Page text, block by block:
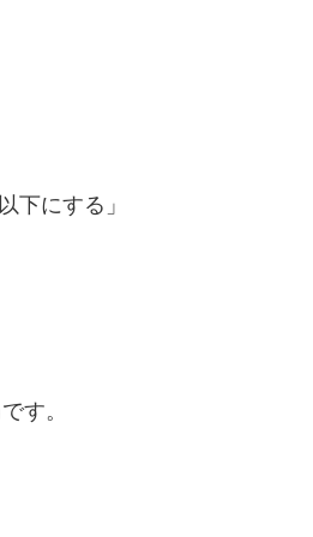
下にする」
す。